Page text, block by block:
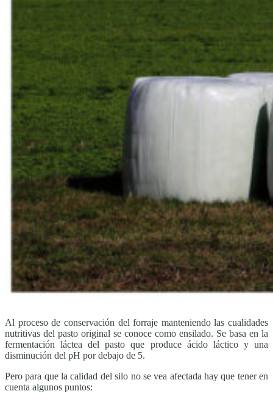
Al proceso de conservación del forraje manteniendo las cualidades
nutritivas del pasto original se conoce como ensilado. Se basa en la
fermentación láctea del pasto que produce ácido láctico y una
disminución del pH por debajo de 5.
Pero para que la calidad del silo no se vea afectada hay que tener en
cuenta algunos puntos: